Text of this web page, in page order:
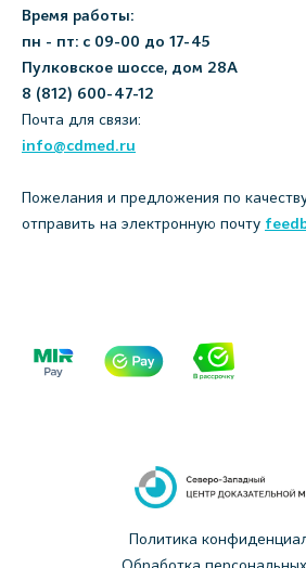
Время работы:
пн - пт: с 09-00 до 17-45
Пулковское шоссе, дом 28А
8 (812) 600-47-12
Почта для связи:
info@cdmed.ru
Пожелания и предложения по
отправить на электронную почту
Политика